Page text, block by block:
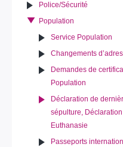
Police/Sécurité
Population
Service Population
Changements
Demandes de
Population
Déclaration de
sépulture,
Euthanasie
Passeports